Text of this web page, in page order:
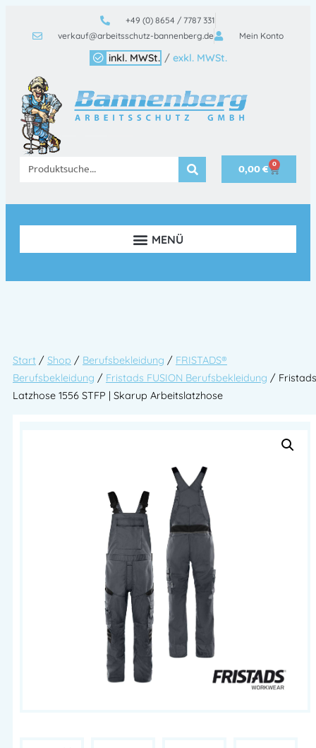
+49 (0) 8654 / 7787 331
verkauf@arbeitsschutz-bannenberg.de
Mein Konto
inkl. MWSt. / exkl. MWSt.
0,00€ 0
Start / Shop / Berufsbekleidung / FRISTADS®
Berufsbekleidung / Fristads FUSION Berufsbekleidung / Fristads
Latzhose 1556 STFP | Skarup Arbeitslatzhose